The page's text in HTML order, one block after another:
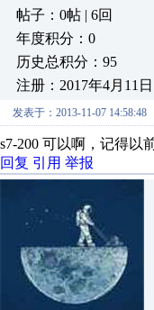
帖子：0帖 | 6回
年度积分：0
历史总积分：95
注册：2017年4月11日
发表于：2013-11-07 14:58:48
s7-200 可以啊，记得以
回复 引用 举报